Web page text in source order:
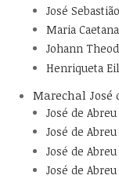
José
Maria
Johann
Henriqueta
Marechal José
José de
José de
José de
José de